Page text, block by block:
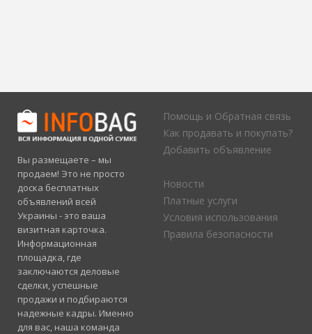
Вы размещаете – мы
продаем! Это не просто
доска бесплатных
объявлений всей
Украины - это ваша
визитная карточка.
Информационная
площадка, где
заключаются деловые
сделки, успешные
продажи и подбираются
надежные кадры. Именно
для вас, наша команда
Помощь и Обратная связь
Как продавать и покупать?
Добавить объявление
Новости
Платные услуги
Условия использования
Правила безопасности